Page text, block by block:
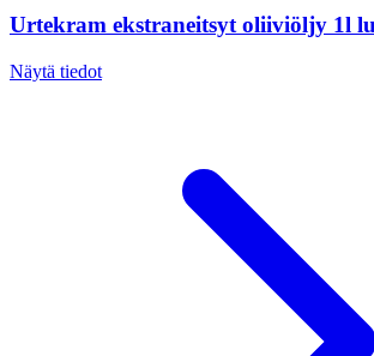
Urtekram ekstraneitsyt oliiviöljy 1l
Näytä tiedot